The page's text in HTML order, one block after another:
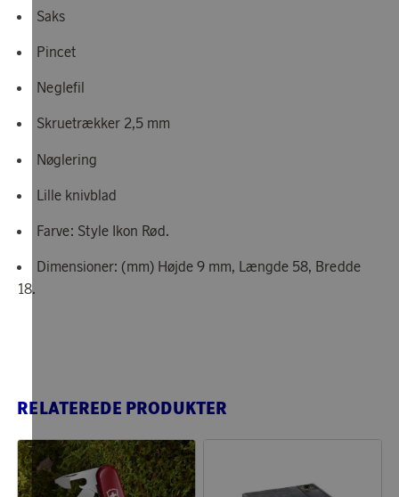
Saks
Pincet
Neglefil
Skruetrækker 2,5 mm
Nøglering
Lille knivblad
Farve: Style Ikon Rød.
Dimensioner: (mm) Højde 9 mm, Længde 58, Bredde
18.
RELATEREDE PRODUKTER